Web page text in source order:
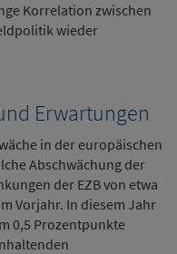
Korrelation zwischen
wieder
Erwartungen
in der europäischen
Abschwächung der
der EZB von etwa
Vorjahr. In diesem Jahr
0,5 Prozentpunkte